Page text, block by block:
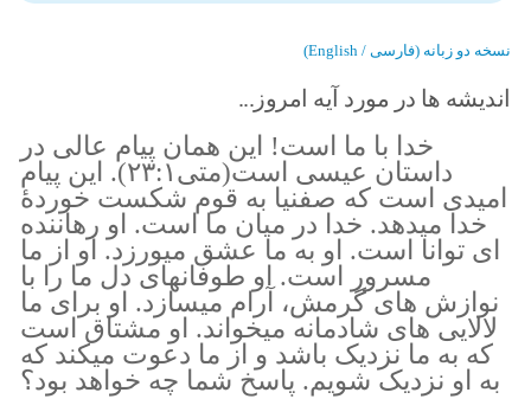
نسخه دو زبانه (فارسی / English)
اندیشه ها در مورد آیه امروز...
خدا با ما است! این همان پیام عالی در
داستان عیسی است(متی۲۳:۱). این پیام
امیدی است که صفنیا به قوم شکست خوردهٔ
خدا میدهد. خدا در میان ما است. او رهاننده
ای توانا است. او به ما عشق میورزد. او از ما
مسرور است. او طوفانهای دل ما را با
نوازش های گرمش، آرام میسازد. او برای ما
لالایی های شادمانه میخواند. او مشتاق است
که به ما نزدیک باشد و از ما دعوت میکند که
به او نزدیک شویم. پاسخ شما چه خواهد بود؟